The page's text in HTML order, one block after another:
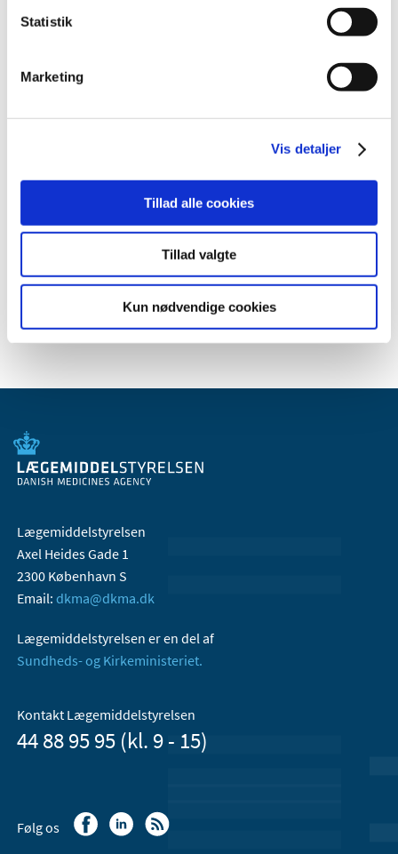
Statistik
Marketing
Vis detaljer
Tillad alle cookies
Tillad valgte
Kun nødvendige cookies
juni (3)
marts (3)
2010 (7)
2008 (8)
2006 (9)
Lægemiddelstyrelsen
Axel Heides Gade 1
2300 København S
Email: dkma@dkma.dk
Lægemiddelstyrelsen er en del af
Sundheds- og Kirkeministeriet.
Kontakt Lægemiddelstyrelsen
44 88 95 95 (kl. 9 - 15)
Følg os